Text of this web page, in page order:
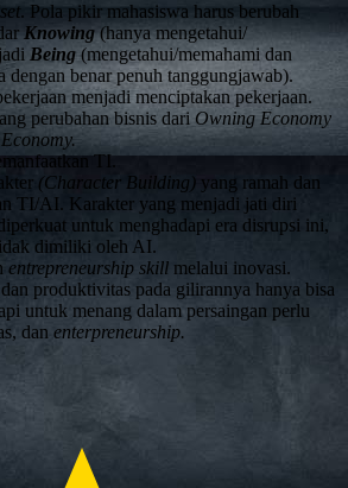
. Pola pikir mahasiswa harus berubah
Knowing(hanya mengetahui/
Being (mengetahui/memahami dan
dengan benar penuh tanggungjawab).
menjadi menciptakan pekerjaan.
perubahan bisnis dari Owning Economy
TI.
(Character Building) yang ramah dan
TI/AI. Karakter yang menjadi jati diri
untuk menghadapi era disrupsi ini,
dimiliki oleh AI.
entrepreneurship skill melalui inovasi.
produktivitas pada gilirannya hanya bisa
untuk menang dalam persaingan perlu
dan enterpreneurship.